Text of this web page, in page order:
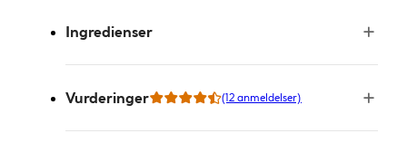
Ingredienser
Vurderinger (12 anmeldelser)